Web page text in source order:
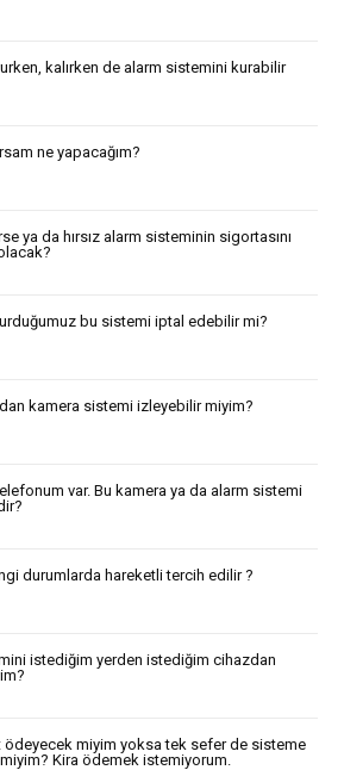
kalırken de alarm sistemini kurabilir
ne yapacağım?
ya da hırsız alarm sisteminin sigortasını
bu sistemi iptal edebilir mi?
kamera sistemi izleyebilir miyim?
var. Bu kamera ya da alarm sistemi
durumlarda hareketli tercih edilir ?
istediğim yerden istediğim cihazdan
ödeyecek miyim yoksa tek sefer de sisteme
Kira ödemek istemiyorum.